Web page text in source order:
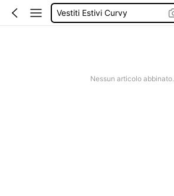
Vestiti Estivi Curvy
Nessun articolo abbinato.